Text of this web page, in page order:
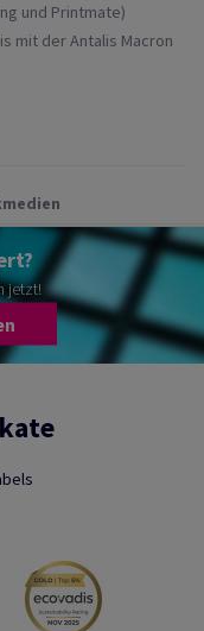
und Printmate)
mit der Antalis Macron
jetzt!